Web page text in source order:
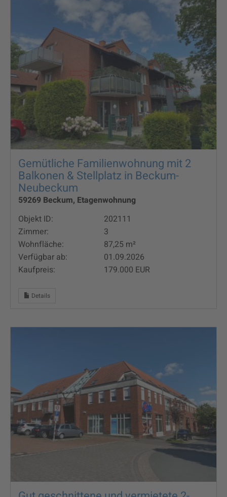
Gemütliche Familienwohnung mit 2
Balkonen & Stellplatz in Beckum-
Neubeckum
59269 Beckum, Etagenwohnung
Objekt ID:
202111
Zimmer:
3
Wohnfläche:
87,25 m²
Verfügbar ab:
01.09.2026
Kaufpreis:
179.000 EUR
Details